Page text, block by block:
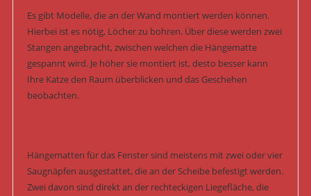
Es gibt Modelle, die an der Wand montiert werden können.
Hierbei ist es nötig, Löcher zu bohren. Über diese werden zwei
Stangen angebracht, zwischen welchen die Hängematte
gespannt wird. Je höher sie montiert ist, desto besser kann
Ihre Katze den Raum überblicken und das Geschehen
beobachten.
Hängematten für das Fenster sind meistens mit zwei oder vier
Saugnäpfen ausgestattet, die an der Scheibe befestigt werden.
Zwei davon sind direkt an der rechteckigen Liegefläche, die